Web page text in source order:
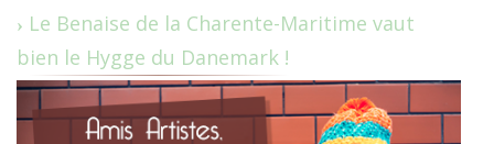
Le Benaise de la Charente-Maritime vaut
bien le Hygge du Danemark !